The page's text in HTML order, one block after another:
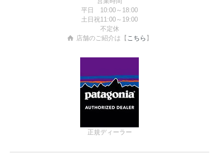
平日 10:00～18:00
土日祝11:00～19:00
不定休
店舗のご紹介は【 こちら 】
正規ディーラー